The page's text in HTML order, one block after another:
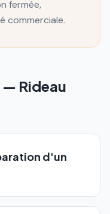
fermée,
commerciale.
— Rideau
d'un